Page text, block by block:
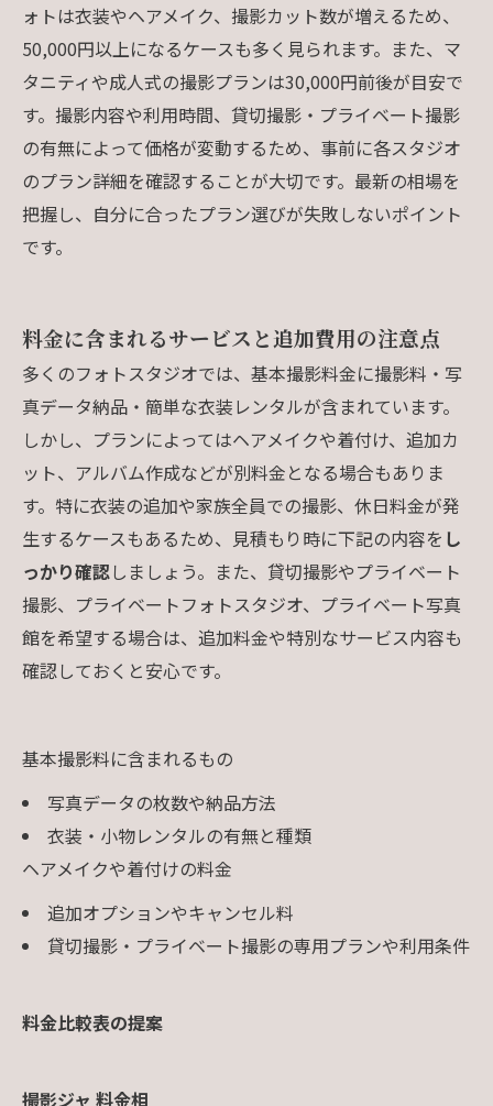
ォトは衣装やヘアメイク、撮影カット数が増えるため、
50,000円以上になるケースも多く見られます。また、マ
タニティや成人式の撮影プランは30,000円前後が目安で
す。撮影内容や利用時間、貸切撮影・プライベート撮影
の有無によって価格が変動するため、事前に各スタジオ
のプラン詳細を確認することが大切です。最新の相場を
把握し、自分に合ったプラン選びが失敗しないポイント
です。
料金に含まれるサービスと追加費用の注意点
多くのフォトスタジオでは、基本撮影料金に撮影料・写
真データ納品・簡単な衣装レンタルが含まれています。
しかし、プランによってはヘアメイクや着付け、追加カ
ット、アルバム作成などが別料金となる場合もありま
す。特に衣装の追加や家族全員での撮影、休日料金が発
生するケースもあるため、見積もり時に下記の内容を し
っかり確認しましょう。また、貸切撮影やプライベート
撮影、プライベートフォトスタジオ、プライベート写真
館を希望する場合は、追加料金や特別なサービス内容も
確認しておくと安心です。
基本撮影料に含まれるもの
写真データの枚数や納品方法
衣装・小物レンタルの有無と種類
ヘアメイクや着付けの料金
追加オプションやキャンセル料
貸切撮影・プライベート撮影の専用プランや利用条件
料金比較表の提案
撮影ジャ 料金相